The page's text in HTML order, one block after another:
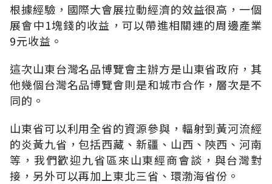
根據經驗，國際大會展拉動經濟的效益很高，一個
展會中1塊錢的收益，可以帶進相關連的周邊產業
9元收益。
這次山東台灣名品博覽會主辦方是山東省政府，其
他幾個台灣名品博覽會則是和城市合作，層次是不
同的。
山東省可以利用全省的資源參與，輻射到黃河流經
的炎黃九省，包括西藏、新疆、山西、陝西、河南
等，我們歡迎九省區來山東經商會談，與台灣對
接，另外可以再加上東北三省、環渤海省份。